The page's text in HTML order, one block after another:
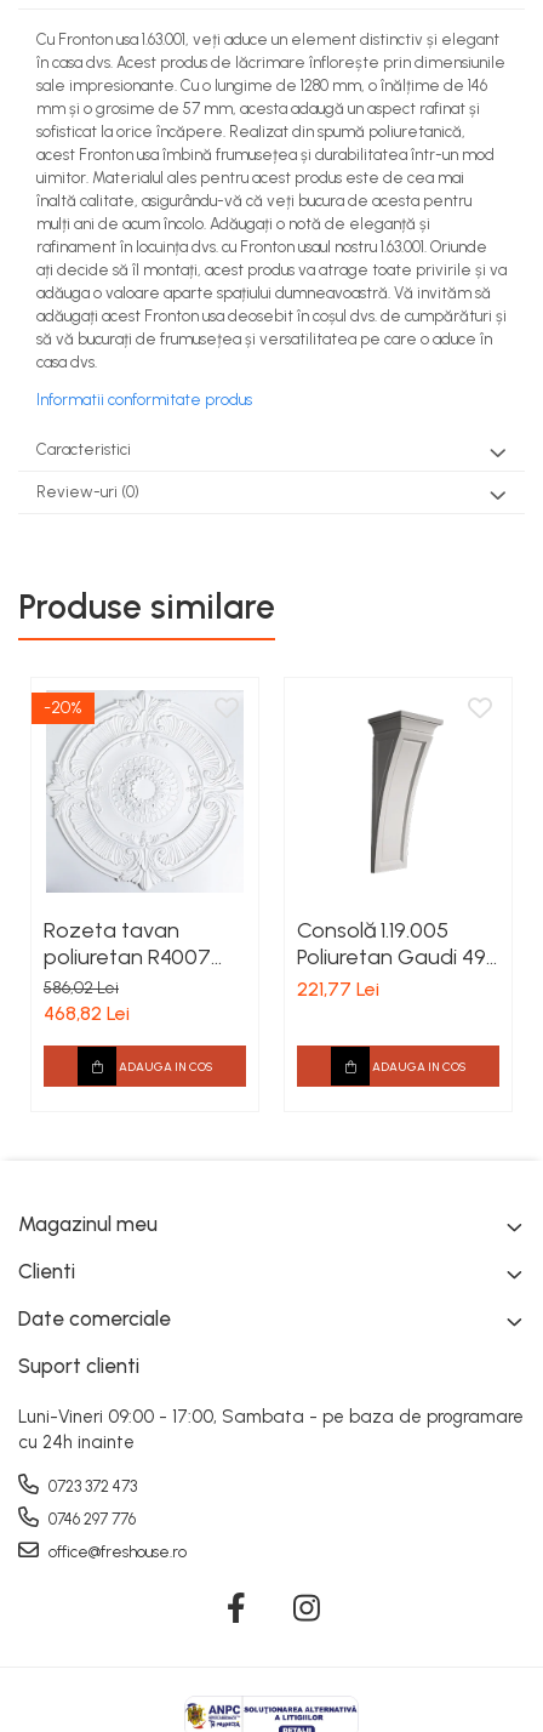
Cu Fronton usa 1.63.001, veți aduce un element distinctiv și elegant
în casa dvs. Acest produs de lăcrimare înflorește prin dimensiunile
sale impresionante. Cu o lungime de 1280 mm, o înălțime de 146
mm și o grosime de 57 mm, acesta adaugă un aspect rafinat și
sofisticat la orice încăpere. Realizat din spumă poliuretanică,
acest Fronton usa îmbină frumusețea și durabilitatea într-un mod
uimitor. Materialul ales pentru acest produs este de cea mai
înaltă calitate, asigurându-vă că veți bucura de acesta pentru
mulți ani de acum încolo. Adăugați o notă de eleganță și
rafinament în locuința dvs. cu Fronton usaul nostru 1.63.001. Oriunde
ați decide să îl montați, acest produs va atrage toate privirile și va
adăuga o valoare aparte spațiului dumneavoastră. Vă invităm să
adăugați acest Fronton usa deosebit în coșul dvs. de cumpărături și
să vă bucurați de frumusețea și versatilitatea pe care o aduce în
casa dvs.
Informatii conformitate produs
Caracteristici
Review-uri (0)
Produse similare
-20%
Rozeta tavan
poliuretan R4007
diametru 1010 mm
586,02 Lei
468,82 Lei
ADAUGA IN COS
Consolă 1.19.005
Poliuretan Gaudi 496
x 188 x 163 mm
221,77 Lei
ADAUGA IN COS
Magazinul meu
Clienti
Date comerciale
Suport clienti
Luni-Vineri 09:00 - 17:00, Sambata - pe baza de programare
cu 24h inainte
0723 372 473
0746 297 776
office@freshouse.ro